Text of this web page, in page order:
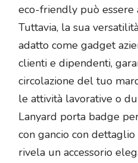
eco-friendly può essere
Tuttavia, la sua
adatto come gadget
clienti e dipendenti,
circolazione del tuo
le attività lavorative o
Lanyard porta badge
con gancio con
rivela un accessorio